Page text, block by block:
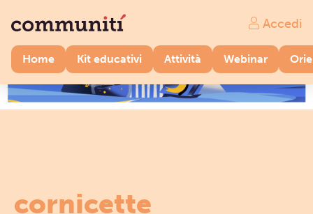
Home Kit educativi Attività Webinar
Accedi
cornicette